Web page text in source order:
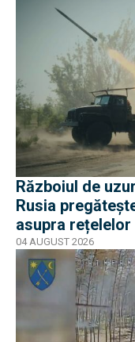
Războiul de
Rusia
asupra
04 AUGUST 2026